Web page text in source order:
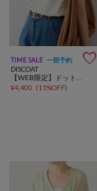
TIME SALE 一部予約 
DISCOAT
¥4,400 (11%OFF)